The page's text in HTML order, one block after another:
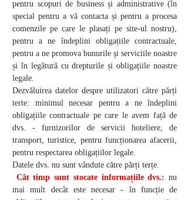
pentru scopuri de business și administrative (în
special pentru a vă contacta și pentru a procesa
comenzile pe care le plasați pe site-ul nostru),
pentru a ne îndeplini obligațiile contractuale,
pentru a ne promova bunurile și serviciile noastre
și în legătură cu drepturile și obligațiile noastre
legale.
Dezvăluirea datelor despre utilizatori către părți
terte: minimul necesar pentru a ne îndeplini
obligațiile contractuale pe care le avem față de
dvs. - furnizorilor de servicii hoteliere, de
transport, turistice, pentru funcționarea afacerii,
pentru respectarea obligațiilor legale.
Datele dvs. nu sunt vândute către părți terțe.
Cât timp sunt stocate informațiile dvs.: nu
mai mult decât este necesar - în funcție de